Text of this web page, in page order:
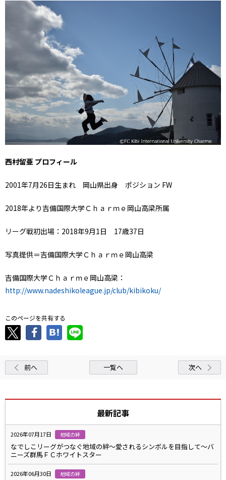
西村留亜 プロフィール
2001年7月26日生まれ 岡山県出身 ポジション FW
2018年より吉備国際大学Ｃｈａｒｍｅ岡山高梁所属
リーグ戦初出場：2018年9月1日 17歳37日
写真提供＝吉備国際大学Ｃｈａｒｍｅ岡山高梁
吉備国際大学Ｃｈａｒｍｅ岡山高梁：
http://www.nadeshikoleague.jp/club/kibikoku/
このページを共有する
前へ 一覧へ 次へ
最新記事
2026年07月17日 地域の絆
なでしこリーグがつなぐ地域の絆～愛されるシンボルを目指して～バ
ニーズ群馬ＦＣホワイトスター
2026年06月30日 地域の絆